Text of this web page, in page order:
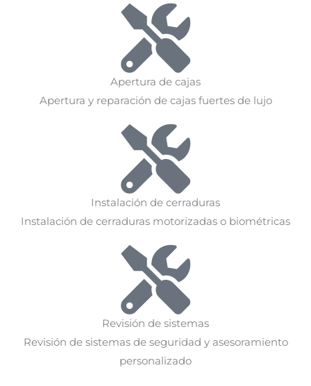
Apertura de cajas
Apertura y reparación de cajas fuertes de lujo
Instalación de cerraduras
Instalación de cerraduras motorizadas o biométricas
Revisión de sistemas
Revisión de sistemas de seguridad y asesoramiento
personalizado